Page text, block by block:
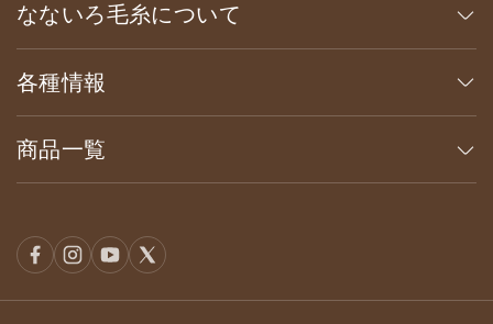
なないろ毛糸について
各種情報
商品一覧